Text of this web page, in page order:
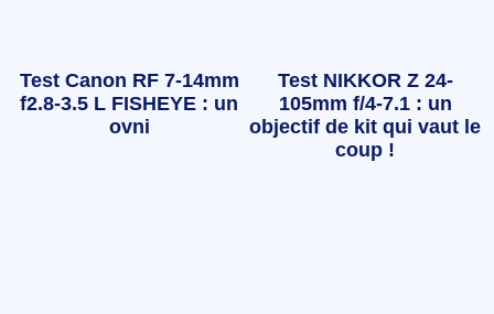
Test Canon RF 7-14mm
f2.8-3.5 L FISHEYE : un
ovni
Test NIKKOR Z 24-
105mm f/4-7.1 : un
objectif de kit qui vaut le
coup !